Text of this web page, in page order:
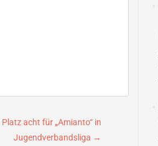
acht für „Amianto“ in
Jugendverbandsliga →